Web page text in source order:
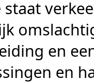
staat
en
en